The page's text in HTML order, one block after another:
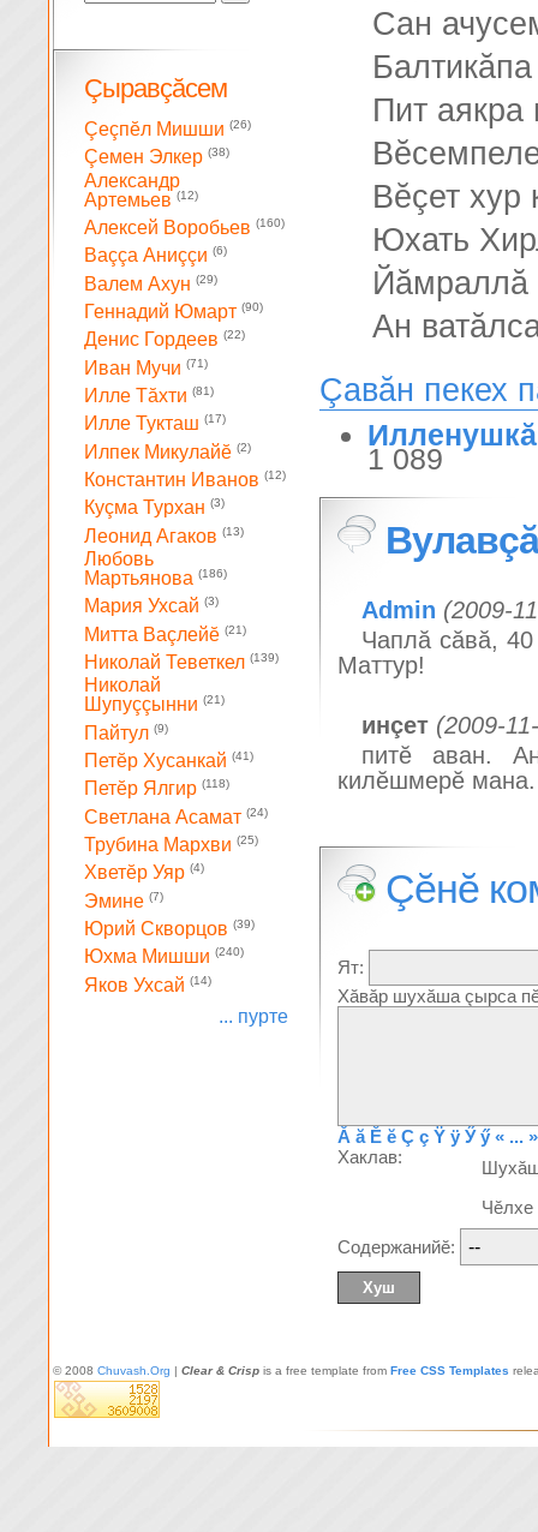
Сан
Пит аякра
Вĕçет хур
Юхать
Йăмраллă
Ан
Çавăн пекех
1 089
Admin (2009-
Чаплă сăвă,
Маттур!
инçет (2009-
питĕ аван.
килĕшмерĕ
Çĕнĕ
Ят:
Хăвăр шухăша çырса
Ă ă Ĕ ĕ Ç ç Ÿ ÿ Ӳ ӳ « ... »
Хаклав:
Содержанийĕ:
Çыравçăсем
Çеçпĕл Мишши (26)
Çемен Элкер (38)
Александр
Артемьев (12)
Алексей Воробьев (160)
Ваççа Аниççи (6)
Валем Ахун (29)
Геннадий Юмарт (90)
Денис Гордеев (22)
Иван Мучи (71)
Илле Тăхти (81)
Илле Тукташ (17)
Илпек Микулайĕ (2)
Константин Иванов (12)
Куçма Турхан (3)
Леонид Агаков (13)
Любовь
Мартьянова (186)
Мария Ухсай (3)
Митта Ваçлейĕ (21)
Николай Теветкел (139)
Николай
Шупуççынни (21)
Пайтул (9)
Петĕр Хусанкай (41)
Петĕр Ялгир (118)
Светлана Асамат (24)
Трубина Мархви (25)
Хветĕр Уяр (4)
Эмине (7)
Юрий Скворцов (39)
Юхма Мишши (240)
Яков Ухсай (14)
... пурте
© 2008 Chuvash.Org | Clear & Crisp is a free template from Free CSS Templates